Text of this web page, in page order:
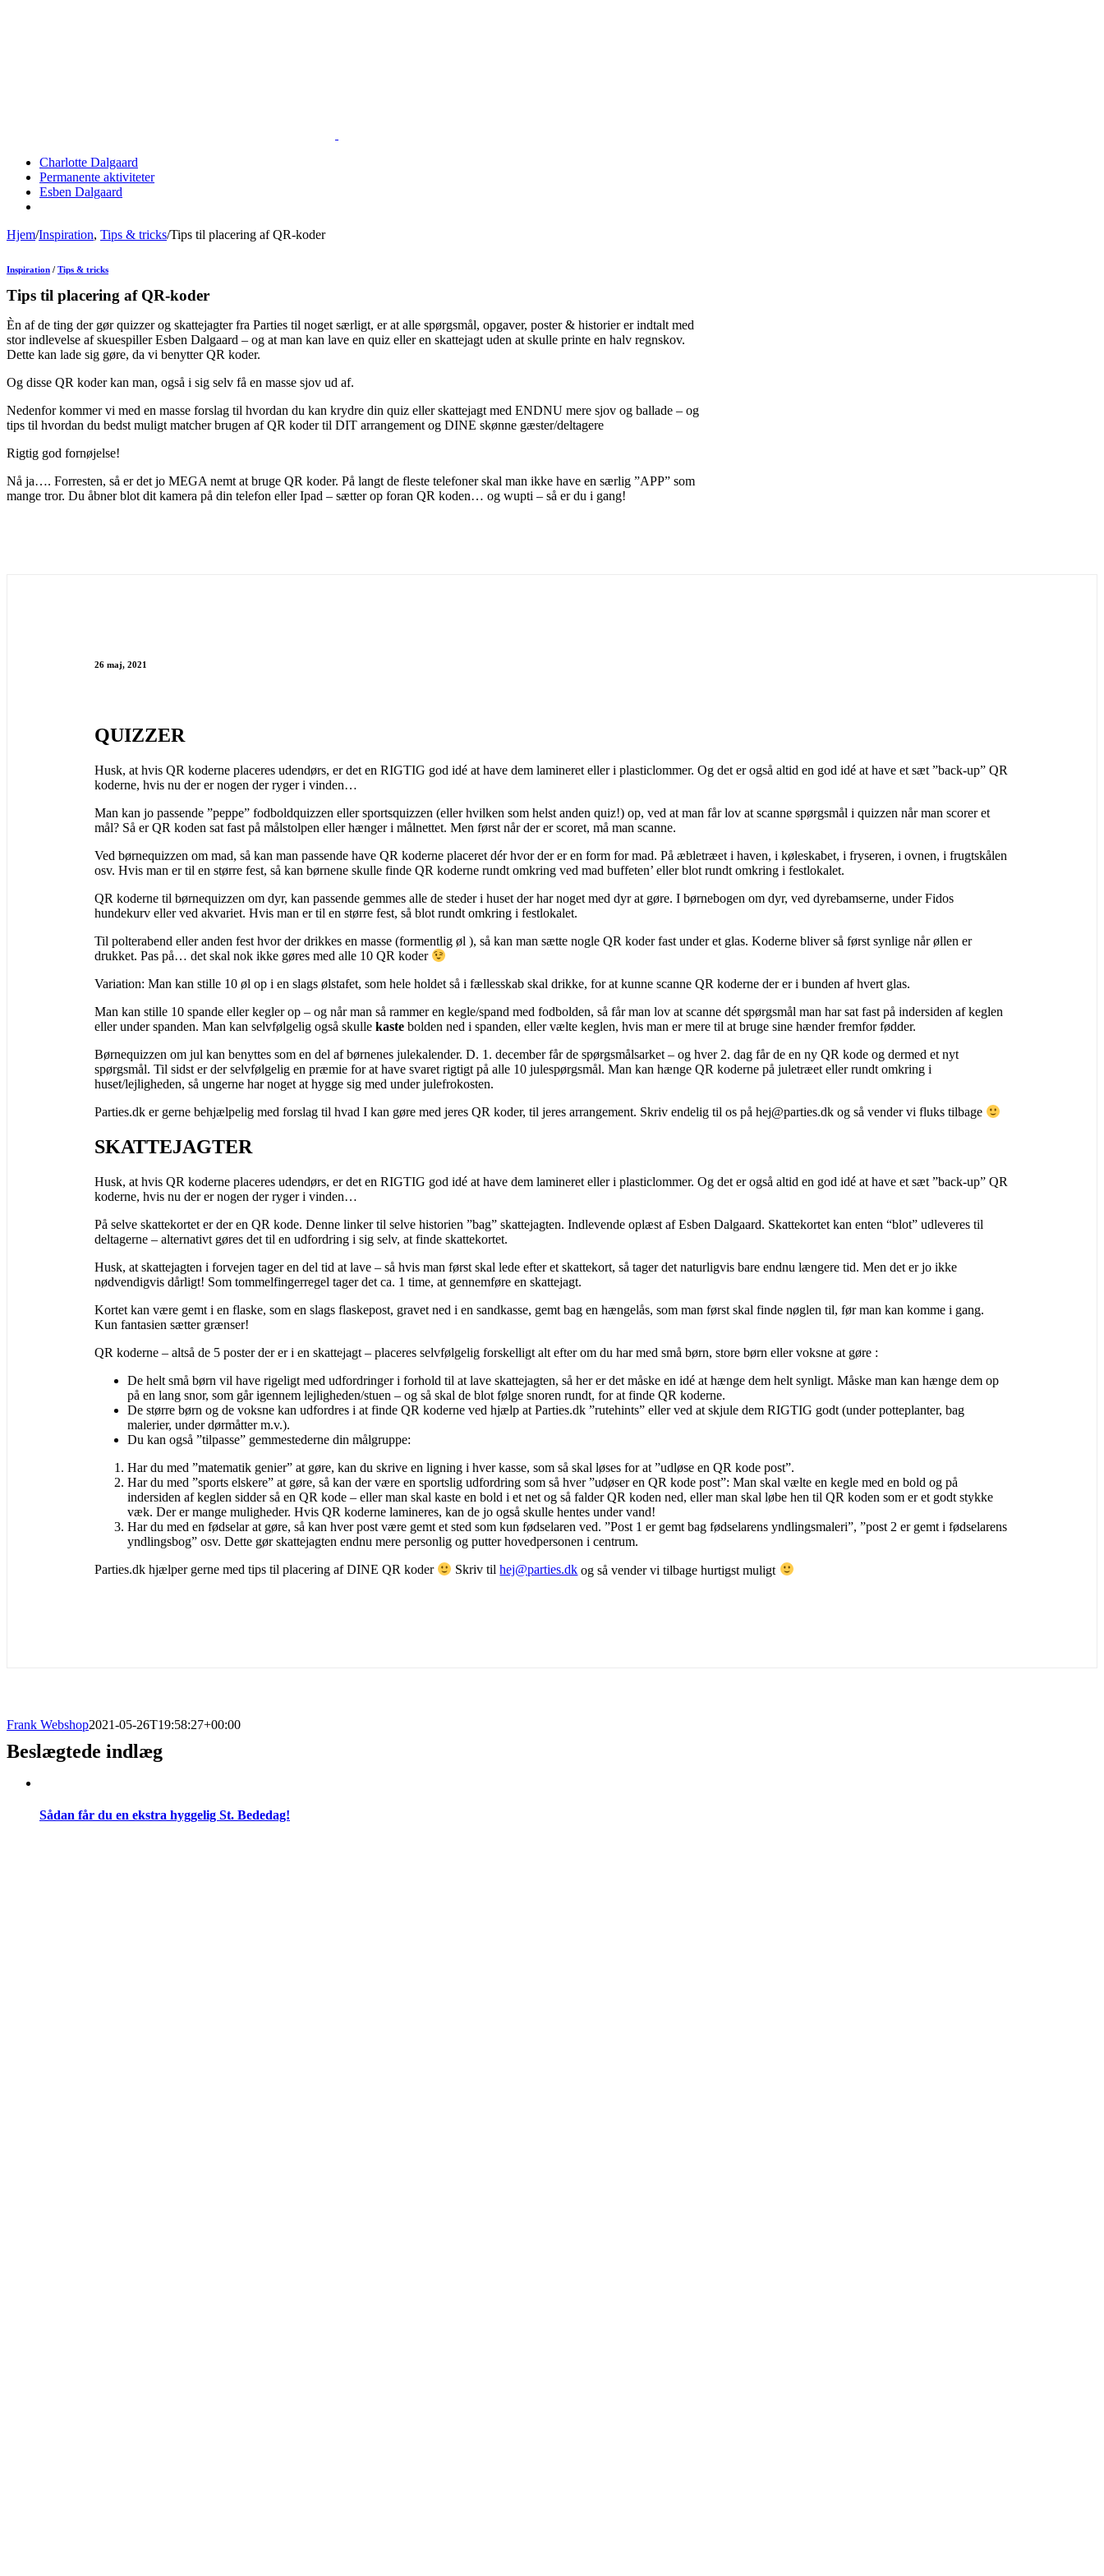
Charlotte Dalgaard
Permanente aktiviteter
Esben Dalgaard
Hjem/Inspiration, Tips & tricks/Tips til placering af QR-koder
Inspiration / Tips & tricks
Tips til placering af QR-koder
Èn af de ting der gør quizzer og skattejagter fra Parties til noget særligt, er at alle spørgsmål, opgaver, poster & historier er indtalt med
stor indlevelse af skuespiller Esben Dalgaard – og at man kan lave en quiz eller en skattejagt uden at skulle printe en halv regnskov.
Dette kan lade sig gøre, da vi benytter QR koder.
Og disse QR koder kan man, også i sig selv få en masse sjov ud af.
Nedenfor kommer vi med en masse forslag til hvordan du kan krydre din quiz eller skattejagt med ENDNU mere sjov og ballade – og
tips til hvordan du bedst muligt matcher brugen af QR koder til DIT arrangement og DINE skønne gæster/deltagere
Rigtig god fornøjelse!
Nå ja…. Forresten, så er det jo MEGA nemt at bruge QR koder. På langt de fleste telefoner skal man ikke have en særlig ”APP” som
mange tror. Du åbner blot dit kamera på din telefon eller Ipad – sætter op foran QR koden… og wupti – så er du i gang!
26 maj, 2021
QUIZZER
Husk, at hvis QR koderne placeres udendørs, er det en RIGTIG god idé at have dem lamineret eller i plasticlommer. Og det er også altid en god idé at have et sæt ”back-up” QR
koderne, hvis nu der er nogen der ryger i vinden…
Man kan jo passende ”peppe” fodboldquizzen eller sportsquizzen (eller hvilken som helst anden quiz!) op, ved at man får lov at scanne spørgsmål i quizzen når man scorer et
mål? Så er QR koden sat fast på målstolpen eller hænger i målnettet. Men først når der er scoret, må man scanne.
Ved børnequizzen om mad, så kan man passende have QR koderne placeret dér hvor der er en form for mad. På æbletræet i haven, i køleskabet, i fryseren, i ovnen, i frugtskålen
osv. Hvis man er til en større fest, så kan børnene skulle finde QR koderne rundt omkring ved mad buffeten’ eller blot rundt omkring i festlokalet.
QR koderne til børnequizzen om dyr, kan passende gemmes alle de steder i huset der har noget med dyr at gøre. I børnebogen om dyr, ved dyrebamserne, under Fidos
hundekurv eller ved akvariet. Hvis man er til en større fest, så blot rundt omkring i festlokalet.
Til polterabend eller anden fest hvor der drikkes en masse (formentlig øl ), så kan man sætte nogle QR koder fast under et glas. Koderne bliver så først synlige når øllen er
drukket. Pas på… det skal nok ikke gøres med alle 10 QR koder
Variation: Man kan stille 10 øl op i en slags ølstafet, som hele holdet så i fællesskab skal drikke, for at kunne scanne QR koderne der er i bunden af hvert glas.
Man kan stille 10 spande eller kegler op – og når man så rammer en kegle/spand med fodbolden, så får man lov at scanne dét spørgsmål man har sat fast på indersiden af keglen
eller under spanden. Man kan selvfølgelig også skullekaste bolden ned i spanden, eller vælte keglen, hvis man er mere til at bruge sine hænder fremfor fødder.
Børnequizzen om jul kan benyttes som en del af børnenes julekalender. D. 1. december får de spørgsmålsarket – og hver 2. dag får de en ny QR kode og dermed et nyt
spørgsmål. Til sidst er der selvfølgelig en præmie for at have svaret rigtigt på alle 10 julespørgsmål. Man kan hænge QR koderne på juletræet eller rundt omkring i
huset/lejligheden, så ungerne har noget at hygge sig med under julefrokosten.
Parties.dk er gerne behjælpelig med forslag til hvad I kan gøre med jeres QR koder, til jeres arrangement. Skriv endelig til os på hej@parties.dk og så vender vi fluks tilbage
SKATTEJAGTER
Husk, at hvis QR koderne placeres udendørs, er det en RIGTIG god idé at have dem lamineret eller i plasticlommer. Og det er også altid en god idé at have et sæt ”back-up” QR
koderne, hvis nu der er nogen der ryger i vinden…
På selve skattekortet er der en QR kode. Denne linker til selve historien ”bag” skattejagten. Indlevende oplæst af Esben Dalgaard. Skattekortet kan enten “blot” udleveres til
deltagerne – alternativt gøres det til en udfordring i sig selv, at finde skattekortet.
Husk, at skattejagten i forvejen tager en del tid at lave – så hvis man først skal lede efter et skattekort, så tager det naturligvis bare endnu længere tid. Men det er jo ikke
nødvendigvis dårligt! Som tommelfingerregel tager det ca. 1 time, at gennemføre en skattejagt.
Kortet kan være gemt i en flaske, som en slags flaskepost, gravet ned i en sandkasse, gemt bag en hængelås, som man først skal finde nøglen til, før man kan komme i gang.
Kun fantasien sætter grænser!
QR koderne – altså de 5 poster der er i en skattejagt – placeres selvfølgelig forskelligt alt efter om du har med små børn, store børn eller voksne at gøre :
De helt små børn vil have rigeligt med udfordringer i forhold til at lave skattejagten, så her er det måske en idé at hænge dem helt synligt. Måske man kan hænge dem op
på en lang snor, som går igennem lejligheden/stuen – og så skal de blot følge snoren rundt, for at finde QR koderne.
De større børn og de voksne kan udfordres i at finde QR koderne ved hjælp at Parties.dk ”rutehints” eller ved at skjule dem RIGTIG godt (under potteplanter, bag
malerier, under dørmåtter m.v.).
Du kan også ”tilpasse” gemmestederne din målgruppe:
Har du med ”matematik genier” at gøre, kan du skrive en ligning i hver kasse, som så skal løses for at ”udløse en QR kode post”.
Har du med ”sports elskere” at gøre, så kan der være en sportslig udfordring som så hver ”udøser en QR kode post”: Man skal vælte en kegle med en bold og på
indersiden af keglen sidder så en QR kode – eller man skal kaste en bold i et net og så falder QR koden ned, eller man skal løbe hen til QR koden som er et godt stykke
væk. Der er mange muligheder. Hvis QR koderne lamineres, kan de jo også skulle hentes under vand!
Har du med en fødselar at gøre, så kan hver post være gemt et sted som kun fødselaren ved. ”Post 1 er gemt bag fødselarens yndlingsmaleri”, ”post 2 er gemt i fødselarens
yndlingsbog” osv. Dette gør skattejagten endnu mere personlig og putter hovedpersonen i centrum.
Parties.dk hjælper gerne med tips til placering af DINE QR koder Skriv tilhej@parties.dk og så vender vi tilbage hurtigst muligt
Frank Webshop2021-05-26T19:58:27+00:00
Beslægtede indlæg
Sådan får du en ekstra hyggelig St. Bededag!